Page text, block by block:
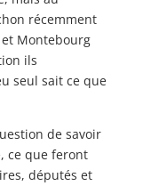
récemment
Montebourg
ils
seul sait ce que
de savoir
ce que feront
députés et